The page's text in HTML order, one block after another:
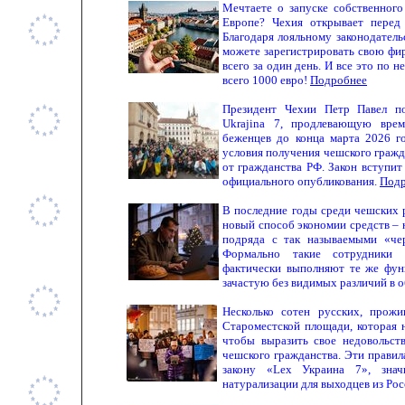
Мечтаете о запуске
Европе? Чехия открывает
Благодаря лояльному
можете зарегистрировать свою
всего за один день. И все это по
всего 1000 евро! Подробнее
Президент Чехии Петр Павел
Ukrajina 7, продлевающую
беженцев до конца марта 2026
условия получения чешского
от гражданства РФ. Закон
официального опубликования.
В последние годы среди чешских
новый способ экономии средств –
подряда с так называемыми
Формально такие
фактически выполняют те же
зачастую без видимых различий в
Несколько сотен русских,
Староместской площади,
чтобы выразить свое
чешского гражданства. Эти
закону «Lex Украина 7»,
натурализации для выходцев из